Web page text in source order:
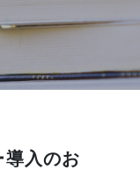
導入のお